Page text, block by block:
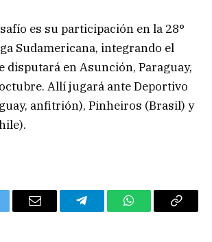
es su participación en la 28°
Sudamericana, integrando el
disputará en Asunción, Paraguay,
Allí jugará ante Deportivo
anfitrión), Pinheiros (Brasil) y
Email TelegramWhatsAppCopy